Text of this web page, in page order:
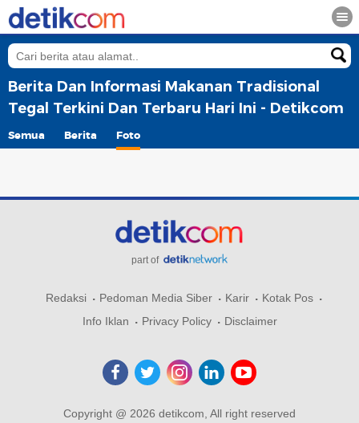
Berita Dan Informasi Makanan Tradisional
Tegal Terkini Dan Terbaru Hari Ini - Detikcom
Semua Berita Foto
part of
Redaksi Pedoman Media Siber Karir
Kotak Pos
Info Iklan
Privacy Policy Disclaimer
Copyright @ 2026 detikcom, All right reserved